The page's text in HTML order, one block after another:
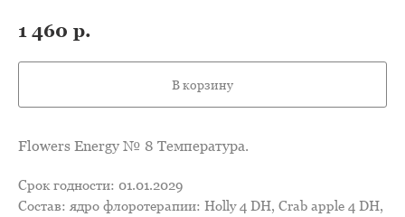
1 460 р.
В корзину
Flowers Energy № 8 Температура.
Срок годности: 01.01.2029
Состав: ядро флоротерапии: Holly 4 DН, Crab apple 4 DН,